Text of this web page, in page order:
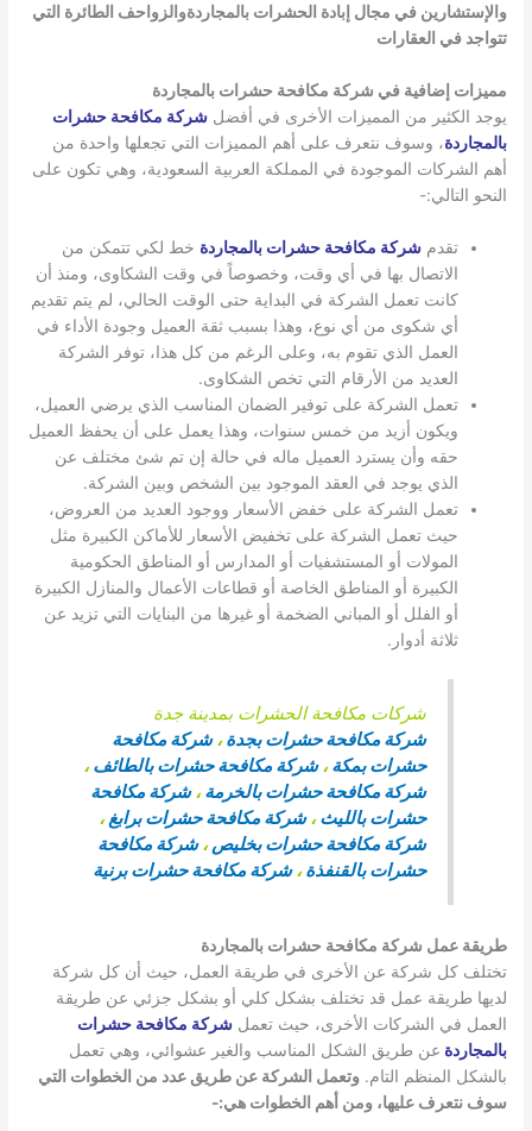
والإستشارين في مجال إبادة الحشرات بالمجاردةوالزواحف الطائرة التي
تتواجد في العقارات
مميزات إضافية في شركة مكافحة حشرات بالمجاردة
يوجد الكثير من المميزات الأخرى في أفضلشركة مكافحة حشرات
بالمجاردة، وسوف نتعرف على أهم المميزات التي تجعلها واحدة من
أهم الشركات الموجودة في المملكة العربية السعودية، وهي تكون على
النحو التالي:-
تقدمشركة مكافحة حشرات بالمجاردة خط لكي تتمكن من
الاتصال بها في أي وقت، وخصوصاً في وقت الشكاوى، ومنذ أن
كانت تعمل الشركة في البداية حتى الوقت الحالي، لم يتم تقديم
أي شكوى من أي نوع، وهذا بسبب ثقة العميل وجودة الأداء في
العمل الذي تقوم به، وعلى الرغم من كل هذا، توفر الشركة
العديد من الأرقام التي تخص الشكاوى.
تعمل الشركة على توفير الضمان المناسب الذي يرضي العميل،
ويكون أزيد من خمس سنوات، وهذا يعمل على أن يحفظ العميل
حقه وأن يسترد العميل ماله في حالة إن تم شئ مختلف عن
الذي يوجد في العقد الموجود بين الشخص وبين الشركة.
تعمل الشركة على خفض الأسعار ووجود العديد من العروض،
حيث تعمل الشركة على تخفيض الأسعار للأماكن الكبيرة مثل
المولات أو المستشفيات أو المدارس أو المناطق الحكومية
الكبيرة أو المناطق الخاصة أو قطاعات الأعمال والمنازل الكبيرة
أو الفلل أو المباني الضخمة أو غيرها من البنايات التي تزيد عن
ثلاثة أدوار.
شركات مكافحة الحشرات بمدينة جدة
شركة مكافحة حشرات بجدة،شركة مكافحة
حشرات بمكة،شركة مكافحة حشرات بالطائف،
شركة مكافحة حشرات بالخرمة،شركة مكافحة
حشرات بالليث،شركة مكافحة حشرات برابغ،
شركة مكافحة حشرات بخليص،شركة مكافحة
حشرات بالقنفذة،شركة مكافحة حشرات برنية
طريقة عمل شركة مكافحة حشرات بالمجاردة
تختلف كل شركة عن الأخرى في طريقة العمل، حيث أن كل شركة
لديها طريقة عمل قد تختلف بشكل كلي أو بشكل جزئي عن طريقة
العمل في الشركات الأخرى، حيث تعملشركة مكافحة حشرات
بالمجاردة عن طريق الشكل المناسب والغير عشوائي، وهي تعمل
بالشكل المنظم التام.وتعمل الشركة عن طريق عدد من الخطوات التي
سوف نتعرف عليها، ومن أهم الخطوات هي:-